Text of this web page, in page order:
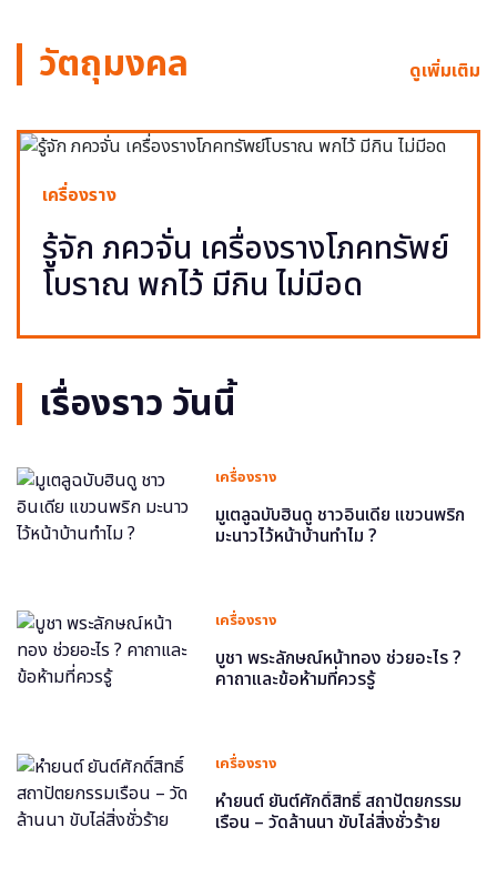
วัตถุมงคล ดูเพิ่มเติม
เครื่องราง
รู้จัก ภควจั่น เครื่องรางโภคทรัพย์
โบราณ พกไว้ มีกิน ไม่มีอด
เรื่องราว วันนี้
เครื่องราง
มูเตลูฉบับฮินดู ชาวอินเดีย แขวนพริก
มะนาวไว้หน้าบ้านทำไม ?
เครื่องราง
บูชา พระลักษณ์หน้าทอง ช่วยอะไร ?
คาถาและข้อห้ามที่ควรรู้
เครื่องราง
หำยนต์ ยันต์ศักดิ์สิทธิ์ สถาปัตยกรรม
เรือน – วัดล้านนา ขับไล่สิ่งชั่วร้าย